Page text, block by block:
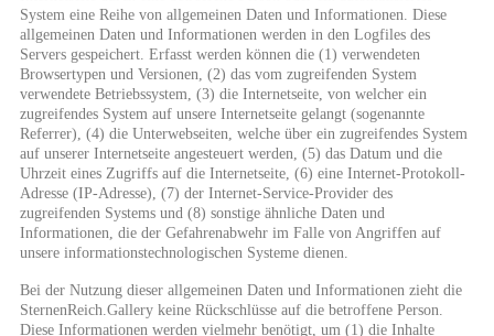
System eine Reihe von allgemeinen Daten und Informationen. Diese
allgemeinen Daten und Informationen werden in den Logfiles des
Servers gespeichert. Erfasst werden können die (1) verwendeten
Browsertypen und Versionen, (2) das vom zugreifenden System
verwendete Betriebssystem, (3) die Internetseite, von welcher ein
zugreifendes System auf unsere Internetseite gelangt (sogenannte
Referrer), (4) die Unterwebseiten, welche über ein zugreifendes System
auf unserer Internetseite angesteuert werden, (5) das Datum und die
Uhrzeit eines Zugriffs auf die Internetseite, (6) eine Internet-Protokoll-
Adresse (IP-Adresse), (7) der Internet-Service-Provider des
zugreifenden Systems und (8) sonstige ähnliche Daten und
Informationen, die der Gefahrenabwehr im Falle von Angriffen auf
unsere informationstechnologischen Systeme dienen.
Bei der Nutzung dieser allgemeinen Daten und Informationen zieht die
SternenReich.Gallery keine Rückschlüsse auf die betroffene Person.
Diese Informationen werden vielmehr benötigt, um (1) die Inhalte